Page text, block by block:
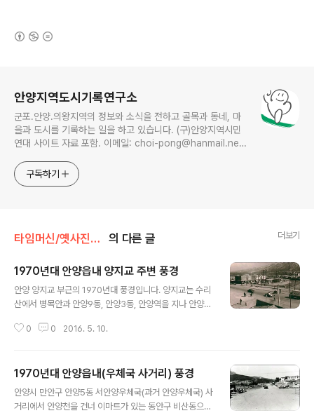
안양지역도시기록연구소
군포.안양.의왕지역의 정보와 소식을 전하고 골목과 동네, 마
을과 도시를 기록하는 일을 하고 있습니다. (구)안양지역시민
연대 사이트 자료 포함. 이메일: choi-pong@hanmail.net
구독하기
타임머신/옛사진읽기 의 다른 글 더보기
1970년대 안양읍내 양지교 주변 풍경
안양 양지교 부근의 1970년대 풍경입니다. 양지교는 수리
산에서 병목안과 안양9동, 안양3동, 안양역을 지나 안양천
V에서 서울쪽으로 30여미터 떨어진 곳입니다. 80년대 하
요. 사진 우측 하단에 보이는 것처럼 당시에는 병목안 채석
장행 철길이 놓여져 있었지요. 1주일에 두세차례 자갈을 잔
뜩 실은 화물열차가 지나갈때면 도로위에 차들이 쭉을 늘
0 0 2016. 5. 10.
1970년대 안양읍내(우체국 사거리) 풍경
안양시 만안구 안양5동 서안양우체국(과거 안양우체국) 사
거리에서 안양천을 건너 이마트가 있는 동안구 비산동으로